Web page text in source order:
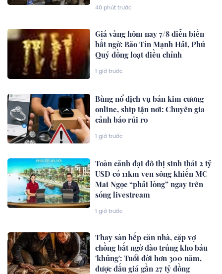
40 phút trước
Giá vàng hôm nay 7/8 diễn biến
bất ngờ: Bảo Tín Mạnh Hải, Phú
Quý đồng loạt điều chỉnh
1 giờ trước
Bùng nổ dịch vụ bán kim cương
online, ship tận nơi: Chuyên gia
cảnh báo rủi ro
1 giờ trước
Toàn cảnh đại đô thị sinh thái 2 tỷ
USD có 11km ven sông khiến MC
Mai Ngọc “phải lòng” ngay trên
sóng livestream
1 giờ trước
Thay sàn bếp căn nhà, cặp vợ
chồng bất ngờ đào trúng kho báu
'khủng': Tuổi đời hơn 300 năm,
được đấu giá gần 27 tỷ đồng